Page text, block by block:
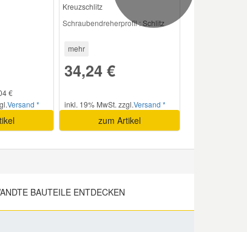
€
Versand *
Kreuzschlitz
Schraubendreherprofil : Schlitz
mehr
34,24 €
inkl. 19% MwSt. zzgl.Versand *
zum Artikel
BAUTEILE ENTDECKEN